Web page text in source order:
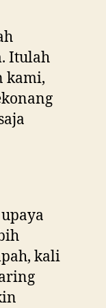
Itulah
kami,
kali